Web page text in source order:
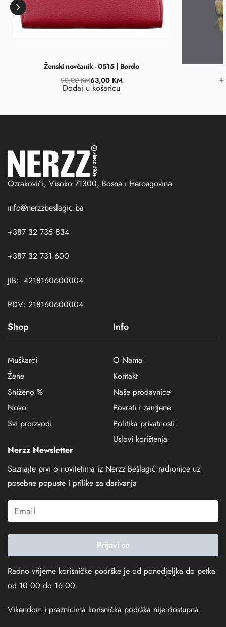
Ženski novčanik - 0515 | Bordo
90,00KM63,00 KM
Dodaj u košaricu
Ozrakovići, Visoko 71300, Bosna i Hercegovina
info@nerzzbeslagic.ba
+387 32 735 834
+387 32 731 600
JIB: 4218160600004
PDV: 218160600004
Shop
Muškarci
Žene
Sniženo %
Novo
Svi proizvodi
Info
O Nama
Kontakt
Naše prodavnice
Povrati i zamjene
Politika privatnosti
Uslovi korištenja
Nerzz Newsletter
Saznajte prvi o novitetima iz Nerzz Bešlagić radionice uz
posebne popuste i prilike za darivanja
Prijavi se
Radno vrijeme korisničke podrške je od ponedjeljka do petka
od 10:00 do 16:00.
Vikendom i praznicima korisnička podrška nije dostupna.